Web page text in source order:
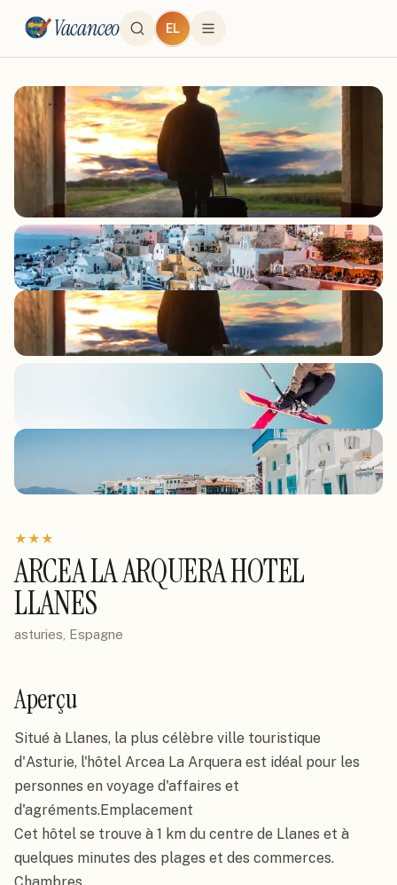
Vacanceo EL
★★★
ARCEA LA ARQUERA HOTEL
LLANES
asturies, Espagne
Aperçu
Situé à Llanes, la plus célèbre ville touristique
d'Asturie, l'hôtel Arcea La Arquera est idéal pour les
personnes en voyage d'affaires et
d'agréments.Emplacement
Cet hôtel se trouve à 1 km du centre de Llanes et à
quelques minutes des plages et des commerces.